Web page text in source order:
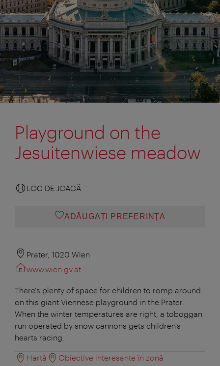
Playground on the
Jesuitenwiese meadow
LOC DE JOACĂ
ADĂUGAȚI PREFERINŢA
Prater, 1020 Wien
www.wien.gv.at
There's plenty of space for children to romp around
on this giant Viennese playground in the Prater.
When the winter temperatures are right, a toboggan
run operated by snow cannons gets children's
hearts racing.
Hartă Obiective interesante în zonă